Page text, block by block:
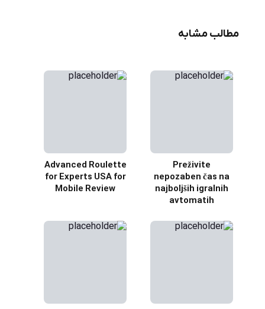
مطالب مشابه
Preživite
nepozaben čas na
najboljših igralnih
avtomatih
Advanced Roulette
for Experts USA for
Mobile Review